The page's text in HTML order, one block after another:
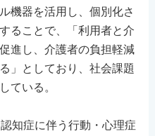
機器を活用し、個別化さ
ることで、「利用者と介
進し、介護者の負担軽減
」としており、社会課題
ている。
知症に伴う行動・心理症